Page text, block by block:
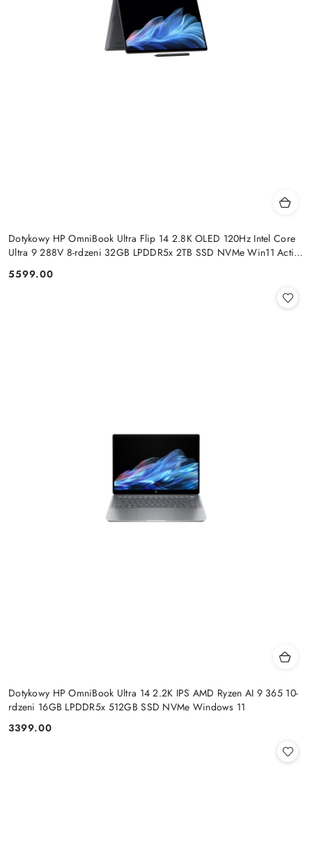
Dotykowy HP OmniBook Ultra Flip 14 2.8K OLED 120Hz Intel Core
Ultra 9 288V 8-rdzeni 32GB LPDDR5x 2TB SSD NVMe Win11 Active
Cena:
5599.00
Dotykowy HP OmniBook Ultra 14 2.2K IPS AMD Ryzen AI 9 365 10-
rdzeni 16GB LPDDR5x 512GB SSD NVMe Windows 11
Cena:
3399.00